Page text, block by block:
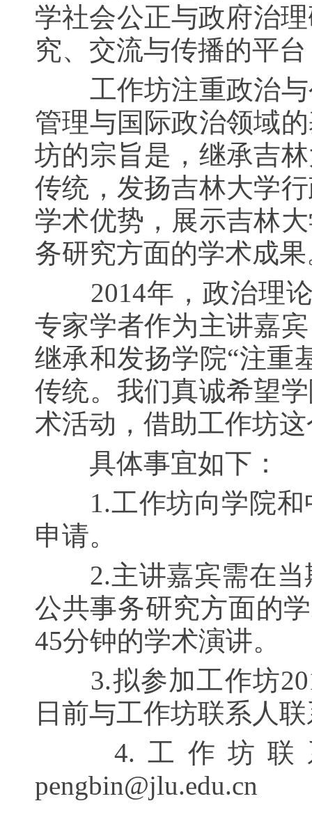
学社会公正与政府治
究、交流与传播的平
工作坊注重政治
管理与国际政治领域
坊的宗旨是，继承吉
传统，发扬吉林大学
学术优势，展示吉林
务研究方面的学术成
2014年，政治理
专家学者作为主讲嘉
继承和发扬学院“注重
传统。我们真诚希望
术活动，借助工作坊
具体事宜如下：
1.工作坊向学院
申请。
2.主讲嘉宾需在当
公共事务研究方面的
45分钟的学术演讲。
3.拟参加工作坊
日前与工作坊联系人
4. 工作坊联
pengbin@jlu.edu.cn